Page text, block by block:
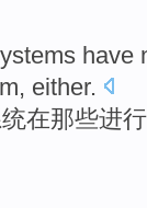
have
, either.
在那些进行